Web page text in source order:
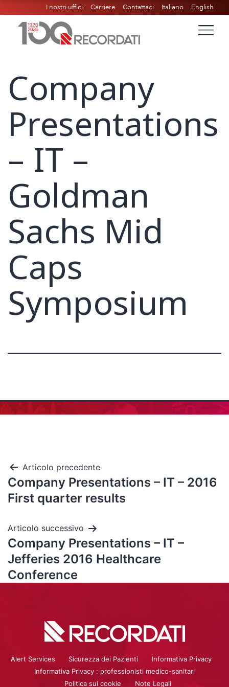
I nostri uffici Carriere Contattaci Italiano English
Company
Presentations
– IT –
Goldman
Sachs Mid
Caps
Symposium
Articolo precedente
Company Presentations – IT – 2016
First quarter results
Articolo successivo
Company Presentations – IT –
Jefferies 2016 Healthcare
Conference
Alert Services Sicurezza dei Pazienti
Informativa Privacy
Informativa Privacy : professionisti medico-sanitari
Politica sui cookie
Note Legali